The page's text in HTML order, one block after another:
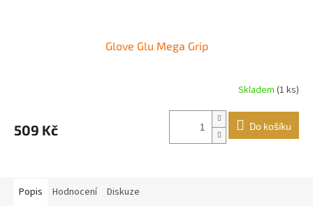
Glove Glu Mega Grip
je
hvězdiček.
Skladem(1 ks)
509 Kč Do košíku
Popis Hodnocení Diskuze